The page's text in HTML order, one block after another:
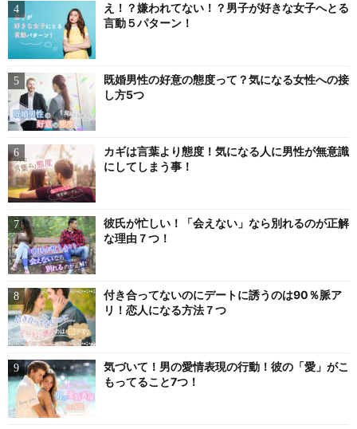
え！？嫌われてない！？男子が好きな女子へとる
言動５パターン！
既婚男性の好意の態度って？気になる女性への接
し方5つ
カギは言葉より態度！気になる人に男性が無意識
にしてしまう事！
彼氏が忙しい！「会えない」なら別れるのが正解
な理由７つ！
付き合ってないのにデートに誘うのは90％脈ア
リ！恋人になる方法７つ
気づいて！男の愛情表現の行動！彼の「愛」がこ
もってること7つ！